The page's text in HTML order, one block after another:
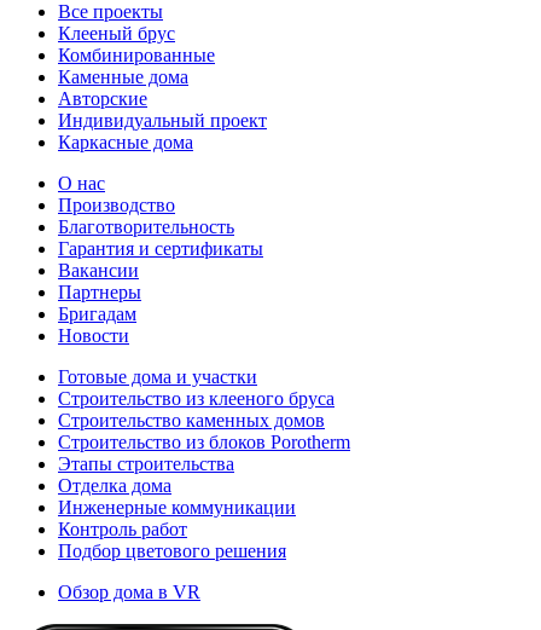
Все проекты
Клееный брус
Комбинированные
Каменные дома
Авторские
Индивидуальный проект
Каркасные дома
О нас
Производство
Благотворительность
Гарантия и сертификаты
Вакансии
Партнеры
Бригадам
Новости
Готовые дома и участки
Строительство из клееного бруса
Строительство каменных домов
Строительство из блоков Porotherm
Этапы строительства
Отделка дома
Инженерные коммуникации
Контроль работ
Подбор цветового решения
Обзор дома в VR